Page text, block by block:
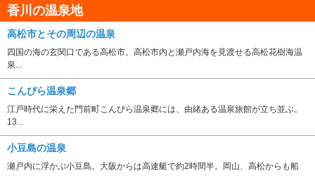
香川の温泉地
高松市とその周辺の温泉
四国の海の玄関口である高松市。高松市内と瀬戸内海を見渡せる高松花樹海温
泉...
こんぴら温泉郷
江戸時代に栄えた門前町こんぴら温泉郷には、由緒ある温泉旅館が立ち並ぶ。
13...
小豆島の温泉
瀬戸内に浮かぶ小豆島。大阪からは高速艇で約2時間半。岡山、高松からも船